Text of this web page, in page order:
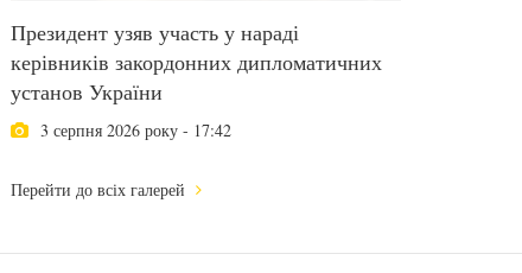
Президент узяв участь у нараді
керівників закордонних дипломатичних
установ України
3 серпня 2026 року - 17:42
Перейти до всіх галерей